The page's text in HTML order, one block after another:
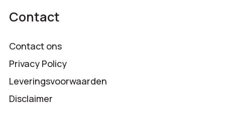
Contact
Contact ons
Privacy Policy
Leveringsvoorwaarden
Disclaimer